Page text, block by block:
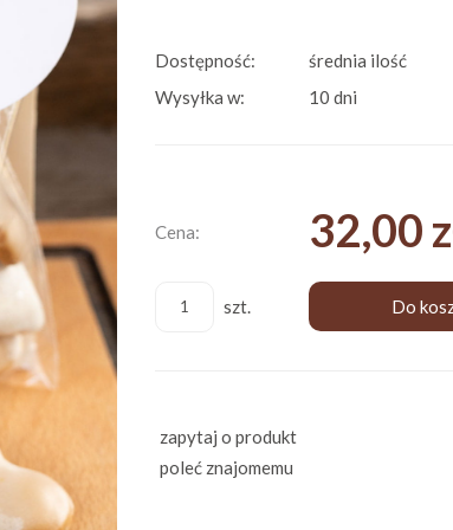
Dostępność:
średnia ilość
Wysyłka w:
10 dni
Cena: 32,00
szt. Do
zapytaj o produkt
poleć znajomemu